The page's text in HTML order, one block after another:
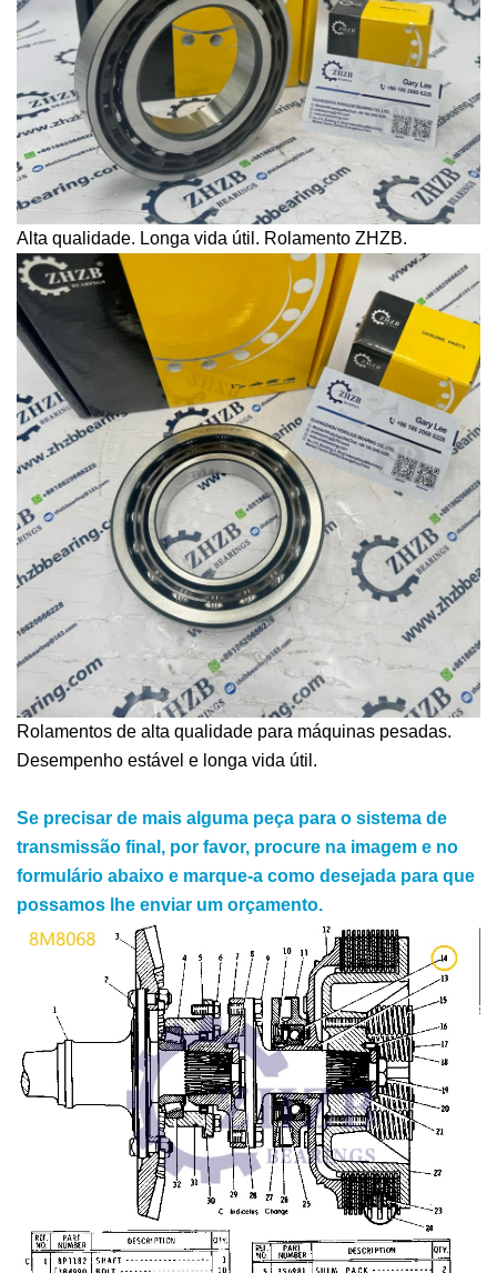
Alta qualidade. Longa vida útil. Rolamento ZHZB.
Rolamentos de alta qualidade para máquinas pesadas.
Desempenho estável e longa vida útil.
Se precisar de mais alguma peça para o sistema de
transmissão final, por favor, procure na imagem e no
formulário abaixo e marque-a como desejada para que
possamos lhe enviar um orçamento.